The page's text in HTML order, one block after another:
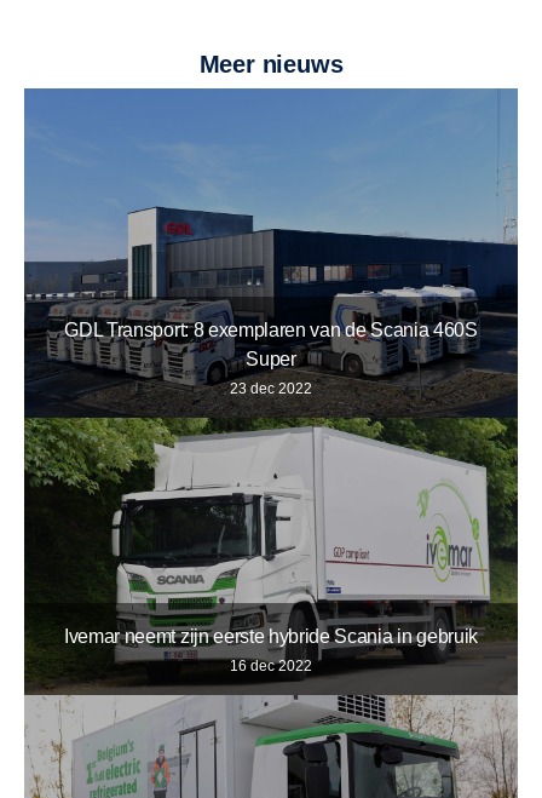
meer nieuws
GDL Transport: 8 exemplaren van de Scania 460S
Super
23 dec 2022
Ivemar neemt zijn eerste hybride Scania in gebruik
16 dec 2022